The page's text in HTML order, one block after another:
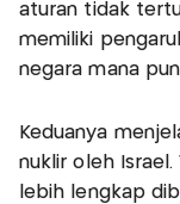
aturan tidak
memiliki
negara mana
Keduanya
nuklir oleh
lebih lengkap